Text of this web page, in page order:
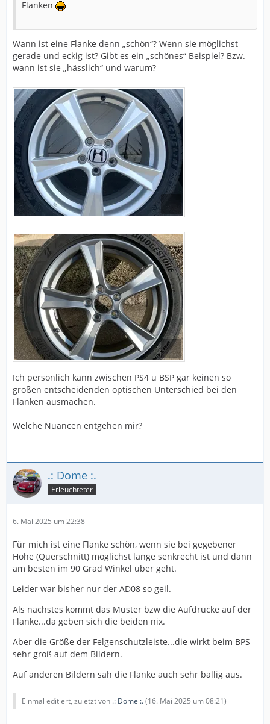
Flanken
Wann ist eine Flanke denn „schön“? Wenn sie möglichst
gerade und eckig ist? Gibt es ein „schönes“ Beispiel? Bzw.
wann ist sie „hässlich“ und warum?
Ich persönlich kann zwischen PS4 u BSP gar keinen so
großen entscheidenden optischen Unterschied bei den
Flanken ausmachen.
Welche Nuancen entgehen mir?
.: Dome :.
Erleuchteter
6. Mai 2025 um 22:38
Für mich ist eine Flanke schön, wenn sie bei gegebener
Höhe (Querschnitt) möglichst lange senkrecht ist und dann
am besten im 90 Grad Winkel über geht.
Leider war bisher nur der AD08 so geil.
Als nächstes kommt das Muster bzw die Aufdrucke auf der
Flanke...da geben sich die beiden nix.
Aber die Größe der Felgenschutzleiste...die wirkt beim BPS
sehr groß auf dem Bildern.
Auf anderen Bildern sah die Flanke auch sehr ballig aus.
Einmal editiert, zuletzt von .: Dome :.(16. Mai 2025 um 08:21)